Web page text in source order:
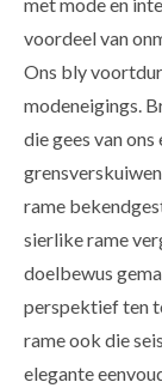
voordeel van
Ons bly
modeneigings.
die gees van
rame
sierlike rame
doelbewus
perspektief ten
rame ook die
elegante